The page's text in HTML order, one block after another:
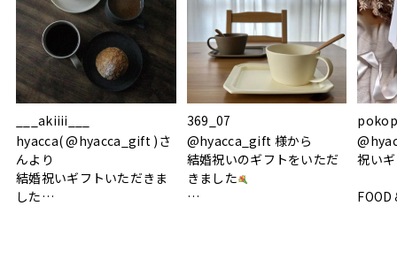
___akiiii___
hyacca( @hyacca_gift )さ
んより
結婚祝いギフトいただきま
した
369_07
@hyacca_gift 様から
結婚祝いのギフトをいただ
きました
祝い
FOOD